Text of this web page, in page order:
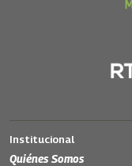
Institucional
Quiénes Somos